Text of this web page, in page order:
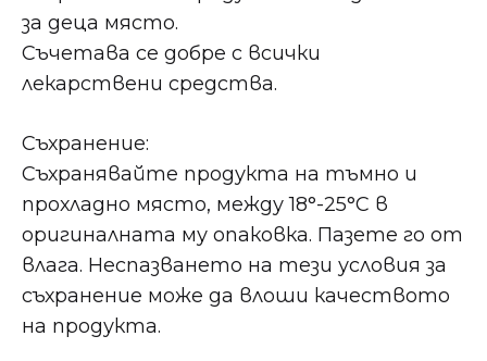
за деца място.
Съчетава се добре с всички
лекарствени средства.
Съхранение:
Съхранявайте продукта на тъмно и
прохладно място, между 18°-25°C в
оригиналната му опаковка. Пазете го от
влага. Неспазването на тези условия за
съхранение може да влоши качеството
на продукта.